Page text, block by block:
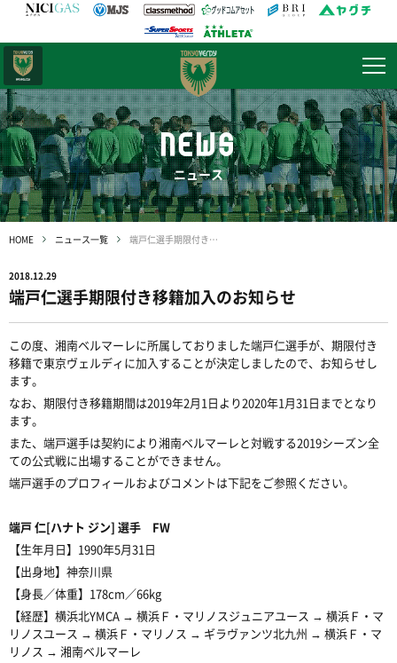
NEWS
ニュース
HOME ニュース一覧 端戸仁選手期限付き移籍加入のお知らせ
2018.12.29
端戸仁選手期限付き移籍加入のお知らせ
この度、湘南ベルマーレに所属しておりました端戸仁選手が、期限付き
移籍で東京ヴェルディに加入することが決定しましたので、お知らせし
ます。
なお、期限付き移籍期間は2019年2月1日より2020年1月31日までとなり
ます。
また、端戸選手は契約により湘南ベルマーレと対戦する2019シーズン全
ての公式戦に出場することができません。
端戸選手のプロフィールおよびコメントは下記をご参照ください。
端戸 仁[ハナト ジン] 選手 FW
【生年月日】1990年5月31日
【出身地】神奈川県
【身長／体重】178cm／66kg
【経歴】横浜北YMCA → 横浜Ｆ・マリノスジュニアユース → 横浜Ｆ・マ
リノスユース → 横浜Ｆ・マリノス → ギラヴァンツ北九州 → 横浜Ｆ・マ
リノス → 湘南ベルマーレ